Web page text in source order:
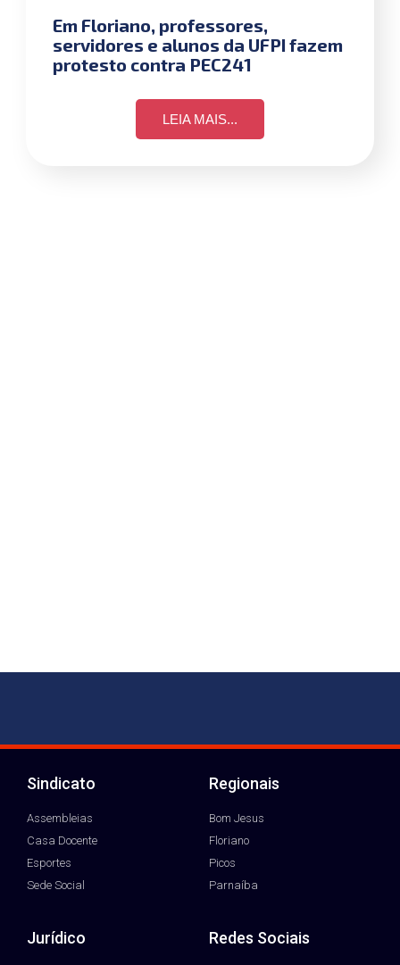
Em Floriano, professores,
servidores e alunos da UFPI fazem
protesto contra PEC241
LEIA MAIS...
Sindicato
Assembleias
Casa Docente
Esportes
Sede Social
Regionais
Bom Jesus
Floriano
Picos
Parnaíba
Jurídico Redes Sociais